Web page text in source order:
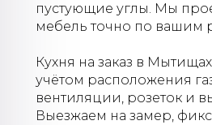
пустующие углы. Мы
мебель точно по вашим
Кухня на заказ в
учётом расположения
вентиляции, розеток и
Выезжаем на замер,